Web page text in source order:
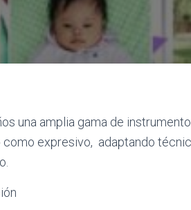
una amplia gama de
expresivo, adaptando